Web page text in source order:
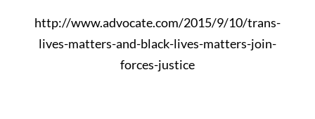
http://www.advocate.com/2015/9/10/trans-
lives-matters-and-black-lives-matters-join-
forces-justice